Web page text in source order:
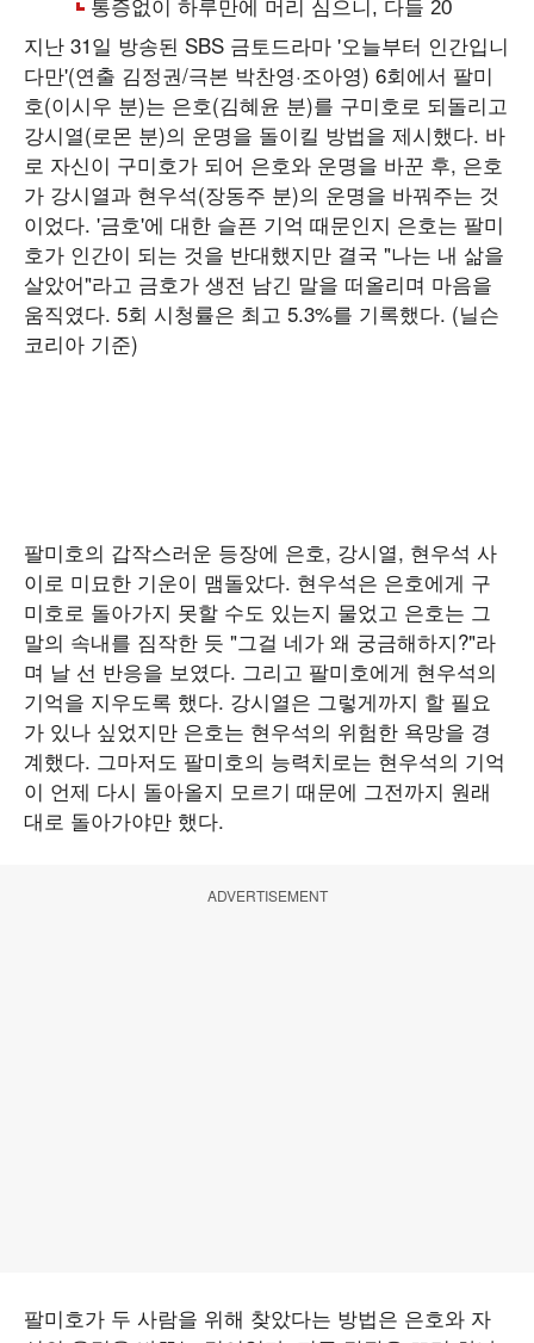
지난 31일 방송된 SBS 금토드라마 '오늘부터 인간입니
다만'(연출 김정권/극본 박찬영·조아영) 6회에서 팔미
호(이시우 분)는 은호(김혜윤 분)를 구미호로 되돌리고
강시열(로몬 분)의 운명을 돌이킬 방법을 제시했다. 바
로 자신이 구미호가 되어 은호와 운명을 바꾼 후, 은호
가 강시열과 현우석(장동주 분)의 운명을 바꿔주는 것
이었다. '금호'에 대한 슬픈 기억 때문인지 은호는 팔미
호가 인간이 되는 것을 반대했지만 결국 "나는 내 삶을
살았어"라고 금호가 생전 남긴 말을 떠올리며 마음을
움직였다. 5회 시청률은 최고 5.3%를 기록했다. (닐슨
코리아 기준)
팔미호의 갑작스러운 등장에 은호, 강시열, 현우석 사
이로 미묘한 기운이 맴돌았다. 현우석은 은호에게 구
미호로 돌아가지 못할 수도 있는지 물었고 은호는 그
말의 속내를 짐작한 듯 "그걸 네가 왜 궁금해하지?"라
며 날 선 반응을 보였다. 그리고 팔미호에게 현우석의
기억을 지우도록 했다. 강시열은 그렇게까지 할 필요
가 있나 싶었지만 은호는 현우석의 위험한 욕망을 경
계했다. 그마저도 팔미호의 능력치로는 현우석의 기억
이 언제 다시 돌아올지 모르기 때문에 그전까지 원래
대로 돌아가야만 했다.
ADVERTISEMENT
팔미호가 두 사람을 위해 찾았다는 방법은 은호와 자